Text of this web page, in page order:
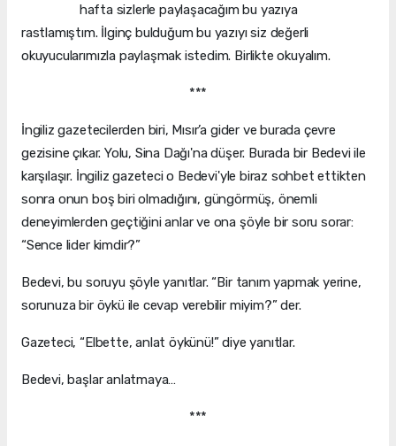
hafta sizlerle paylaşacağım bu yazıya
rastlamıştım. İlginç bulduğum bu yazıyı siz değerli
okuyucularımızla paylaşmak istedim. Birlikte okuyalım.
***
İngiliz gazetecilerden biri, Mısır’a gider ve burada çevre
gezisine çıkar. Yolu, Sina Dağı'na düşer. Burada bir Bedevi ile
karşılaşır. İngiliz gazeteci o Bedevi'yle biraz sohbet ettikten
sonra onun boş biri olmadığını, güngörmüş, önemli
deneyimlerden geçtiğini anlar ve ona şöyle bir soru sorar:
“Sence lider kimdir?”
Bedevi, bu soruyu şöyle yanıtlar. “Bir tanım yapmak yerine,
sorunuza bir öykü ile cevap verebilir miyim?” der.
Gazeteci, “Elbette, anlat öykünü!” diye yanıtlar.
Bedevi, başlar anlatmaya…
***